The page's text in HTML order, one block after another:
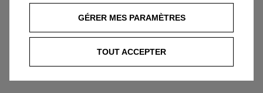
GÉRER MES PARAMÈTRES
TOUT ACCEPTER